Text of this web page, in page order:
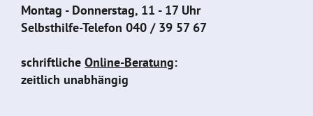
Montag - Donnerstag, 11 - 17 Uhr
Selbsthilfe-Telefon 040 / 39 57 67
schriftliche Online-Beratung:
zeitlich unabhängig